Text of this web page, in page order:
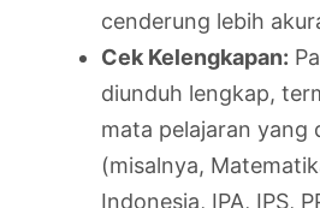
cenderung lebih
Cek Kelengkapan:
diunduh lengkap,
mata pelajaran yang
(misalnya,
Indonesia, IPA, IPS,